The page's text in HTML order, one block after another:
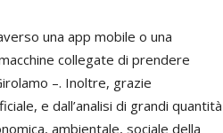
una app mobile o una
collegate di prendere
–. Inoltre, grazie
e dall’analisi di grandi quantità
ambientale, sociale della